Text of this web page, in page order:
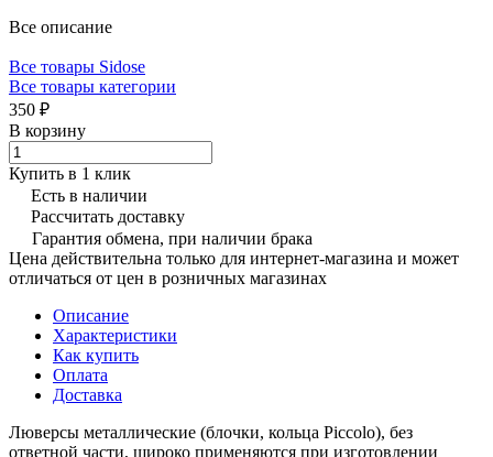
Все описание
Все товары Sidose
Все товары категории
350 ₽
В корзину
Купить в 1 клик
Есть в наличии
Рассчитать доставку
Гарантия обмена, при наличии брака
Цена действительна только для интернет-магазина и может
отличаться от цен в розничных магазинах
Описание
Характеристики
Как купить
Оплата
Доставка
Люверсы металлические (блочки, кольца Piccolo), без
ответной части, широко применяются при изготовлении